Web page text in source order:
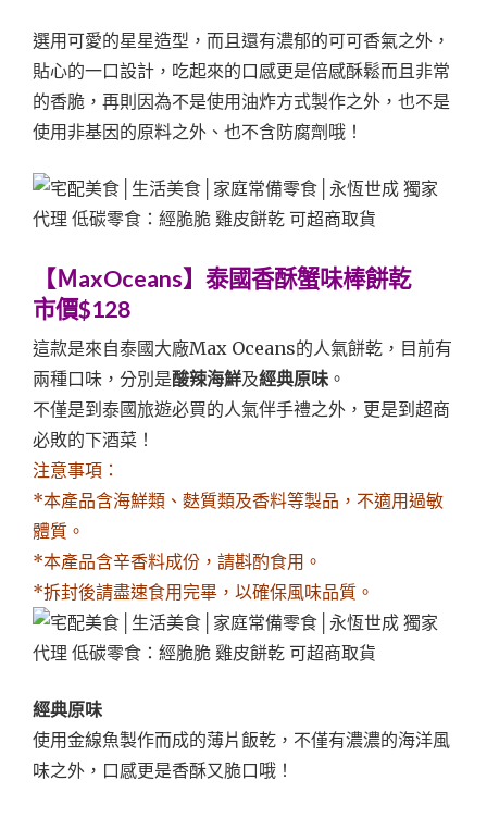
選用可愛的星星造型，而且還有濃郁的可可香氣之外，
貼心的一口設計，吃起來的口感更是倍感酥鬆而且非常
的香脆，再則因為不是使用油炸方式製作之外，也不是
使用非基因的原料之外、也不含防腐劑哦！
【ＭaxOceans】泰國香酥蟹味棒餅乾
市價$128
這款是來自泰國大廠Max Oceans的人氣餅乾，目前有
兩種口味，分別是酸辣海鮮及經典原味 。
不僅是到泰國旅遊必買的人氣伴手禮之外，更是到超商
必敗的下酒菜！
注意事項：
*本產品含海鮮類、麩質類及香料等製品，不適用過敏
體質。
*本產品含辛香料成份，請斟酌食用。
*拆封後請盡速食用完畢，以確保風味品質。
經典原味
使用金線魚製作而成的薄片飯乾，不僅有濃濃的海洋風
味之外，口感更是香酥又脆口哦！